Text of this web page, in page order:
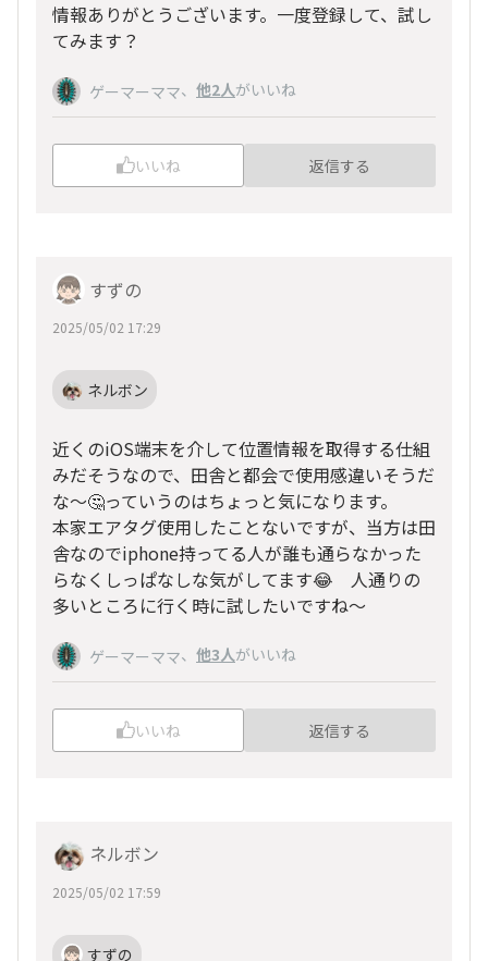
情報ありがとうございます。一度登録して、試し
てみます？
ゲーマーママ、 他2人がいいね
いいね 返信する
すずの
2025/05/02 17:29
ネルボン
近くのiOS端末を介して位置情報を取得する仕組
みだそうなので、田舎と都会で使用感違いそうだ
な～🤔っていうのはちょっと気になります。
本家エアタグ使用したことないですが、当方は田
舎なのでiphone持ってる人が誰も通らなかった
らなくしっぱなしな気がしてます😂 人通りの
多いところに行く時に試したいですね～
ゲーマーママ、 他3人がいいね
いいね 返信する
ネルボン
2025/05/02 17:59
すずの